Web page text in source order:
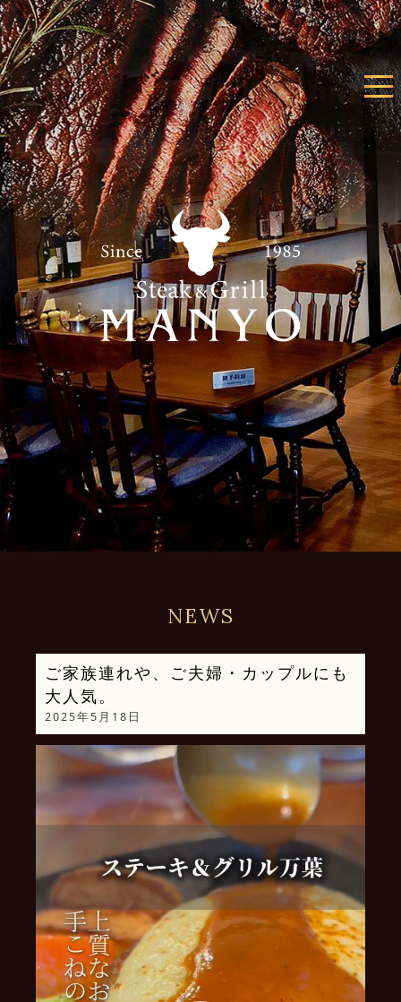
NEWS
ご家族連れや、ご夫婦・カップルにも
大人気。
2025年5月18日
レ
ー